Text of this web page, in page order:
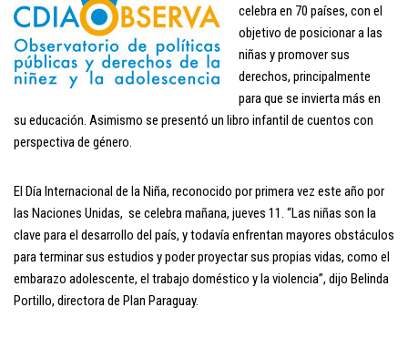
celebra en 70 países, con el
objetivo de posicionar a las
niñas y promover sus
derechos, principalmente
para que se invierta más en
su educación. Asimismo se presentó un libro infantil de cuentos con
perspectiva de género.
El Día Internacional de la Niña, reconocido por primera vez este año por
las Naciones Unidas, se celebra mañana, jueves 11. “Las niñas son la
clave para el desarrollo del país, y todavía enfrentan mayores obstáculos
para terminar sus estudios y poder proyectar sus propias vidas, como el
embarazo adolescente, el trabajo doméstico y la violencia”, dijo Belinda
Portillo, directora de Plan Paraguay.